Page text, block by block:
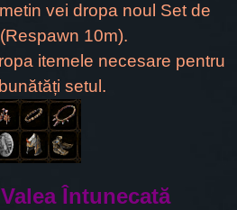
vei dropa noul Set de
10m).
itemele necesare pentru
setul.
Întunecată